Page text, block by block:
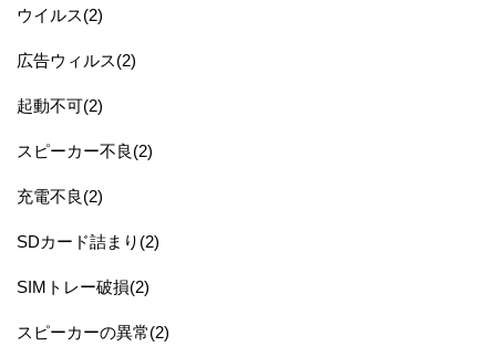
ウイルス(2)
広告ウィルス(2)
起動不可(2)
スピーカー不良(2)
充電不良(2)
SDカード詰まり(2)
SIMトレー破損(2)
スピーカーの異常(2)